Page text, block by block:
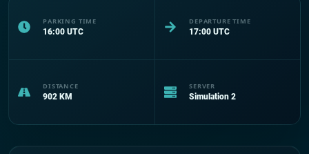
PARKING TIME
16:00 UTC
DEPARTURE TIME
17:00 UTC
DISTANCE
902 KM
SERVER
Simulation 2